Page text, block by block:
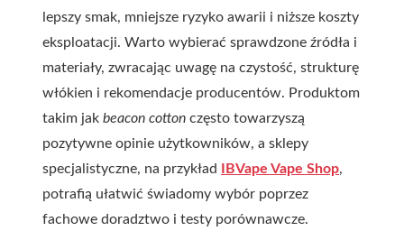
lepszy smak, mniejsze ryzyko awarii i niższe koszty
eksploatacji. Warto wybierać sprawdzone źródła i
materiały, zwracając uwagę na czystość, strukturę
włókien i rekomendacje producentów. Produktom
takim jak beacon cotton często towarzyszą
pozytywne opinie użytkowników, a sklepy
specjalistyczne, na przykład
IBVape Vape Shop,
potrafią ułatwić świadomy wybór poprzez
fachowe doradztwo i testy porównawcze.